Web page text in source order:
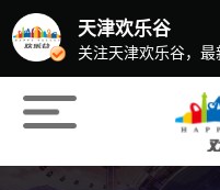
天津欢乐谷
关注天津欢乐谷，最